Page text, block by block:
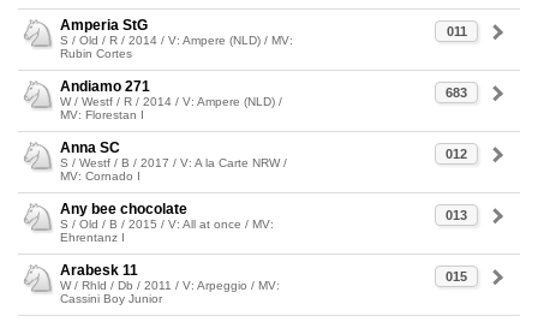
011
Amperia StG
S / Old / R / 2014 / V: Ampere (NLD) / MV:
Rubin Cortes
683
Andiamo 271
W / Westf / R / 2014 / V: Ampere (NLD) /
MV: Florestan I
012
Anna SC
S / Westf / B / 2017 / V: A la Carte NRW /
MV: Cornado I
013
Any bee chocolate
S / Old / B / 2015 / V: All at once / MV:
Ehrentanz I
015
Arabesk 11
W / Rhld / Db / 2011 / V: Arpeggio / MV:
Cassini Boy Junior